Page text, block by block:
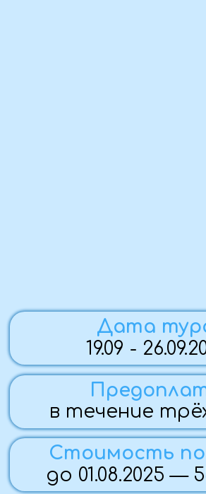
Группа закрыта
+7 (988) 952-14-03
Наталия
Памятка
Фото с тура
Программа тура
Программа тура: